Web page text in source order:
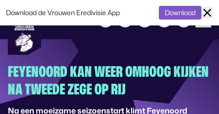
FEYENOORD KAN WEER OMHOOG KIJKEN
NA TWEEDE ZEGE OP RIJ
Na een moeizame seizoenstart klimt Feyenoord
Download de Vrouwen Eredivisie App Download